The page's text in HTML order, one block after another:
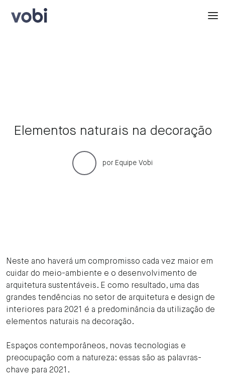
Elementos naturais na decoração
por Equipe Vobi
Neste ano haverá um compromisso cada vez maior em
cuidar do meio-ambiente e o desenvolvimento de
arquitetura sustentáveis. E como resultado, uma das
grandes tendências no setor de arquitetura e design de
interiores para 2021 é a predominância da utilização de
elementos naturais na decoração.
Espaços contemporâneos, novas tecnologias e
preocupação com a natureza: essas são as palavras-
chave para 2021.